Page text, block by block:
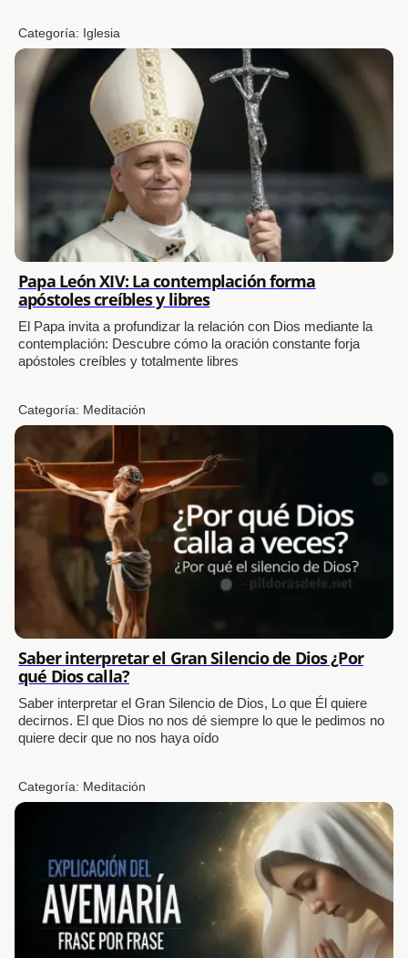
Categoría: Iglesia
Papa León XIV: La contemplación forma
apóstoles creíbles y libres
El Papa invita a profundizar la relación con Dios mediante la
contemplación: Descubre cómo la oración constante forja
apóstoles creíbles y totalmente libres
Categoría: Meditación
Saber interpretar el Gran Silencio de Dios ¿Por
qué Dios calla?
Saber interpretar el Gran Silencio de Dios, Lo que Él quiere
decirnos. El que Dios no nos dé siempre lo que le pedimos no
quiere decir que no nos haya oído
Categoría: Meditación